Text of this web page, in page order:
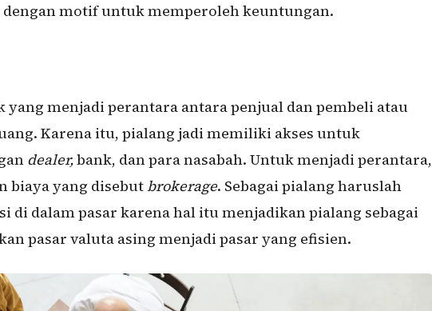
dengan motif untuk memperoleh keuntungan.
yang menjadi perantara antara penjual dan pembeli atau
Karena itu, pialang jadi memiliki akses untuk
dealer,bank, dan para nasabah. Untuk menjadi perantara,
biaya yang disebutbrokerage. Sebagai pialang haruslah
di dalam pasar karena hal itu menjadikan pialang sebagai
pasar valuta asing menjadi pasar yang efisien.